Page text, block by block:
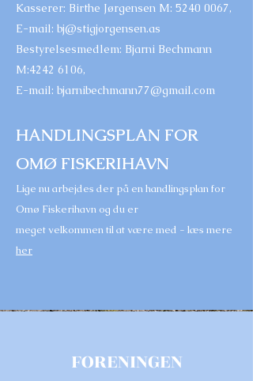
Kasserer: Birthe Jørgensen M: 5240 0067,
E-mail: bj@stigjorgensen.as
Bestyrelsesmedlem: Bjarni Bechmann
M:4242 6106,
E-mail: bjarnibechmann77@gmail.com
HANDLINGSPLAN FOR
OMØ FISKERIHAVN
Lige nu arbejdes der på en handlingsplan for
Omø Fiskerihavn og du er
meget velkommentil at være med - læs mere
her
FORENINGEN